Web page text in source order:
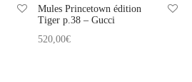
Mules Princetown édition
Tiger p.38 – Gucci
520,00€